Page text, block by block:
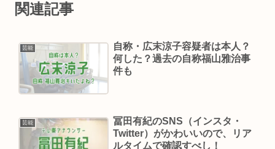
関連記事
芸能
自称・広末涼子容疑者は本人？
何した？過去の自称福山雅治事
件も
芸能
冨田有紀のSNS（インスタ・
Twitter）がかわいいので、リア
ルタイムで確認すべし！